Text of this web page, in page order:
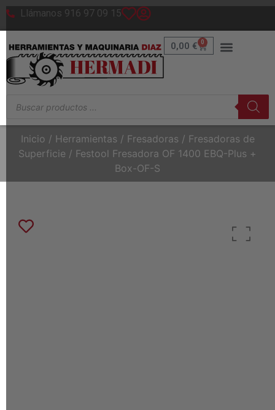
Llámanos 916 97 09 15
0,00 € 0
Inicio / Herramientas / Fresadoras / Fresadoras de
Superficie / Festool Fresadora OF 1400 EBQ-Plus +
Box-OF-S